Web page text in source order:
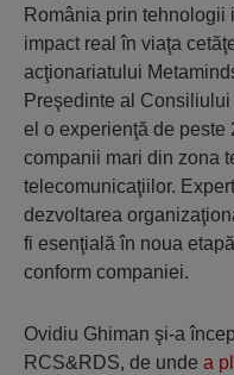
România prin tehnologii
impact real în viaţa
acţionariatului
Preşedinte al
el o experienţă de peste
companii mari din zona
telecomunicaţiilor.
dezvoltarea
fi esenţială în noua
conform companiei.
Ovidiu Ghiman şi-a
RCS&RDS, de unde a